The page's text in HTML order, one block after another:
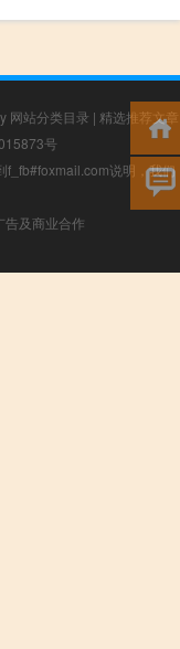
网站分类目录 | 精选推荐文章
号
f_fb#foxmail.com说明，我们
告及商业合作